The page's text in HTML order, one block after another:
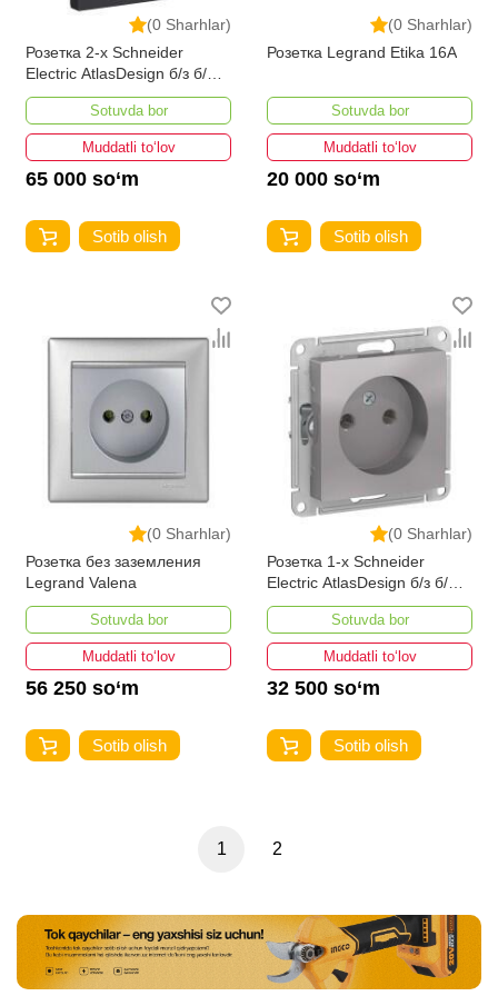
(0 Sharhlar)
Розетка 2-х Schneider
Electric AtlasDesign б/з б/ш
карбон
Sotuvda bor
Muddatli to‘lov
65 000 so‘m
Sotib olish
(0 Sharhlar)
Розетка Legrand Etika 16А
Sotuvda bor
Muddatli to‘lov
20 000 so‘m
Sotib olish
(0 Sharhlar)
Розетка без заземления
Legrand Valena
Sotuvda bor
Muddatli to‘lov
56 250 so‘m
Sotib olish
(0 Sharhlar)
Розетка 1-х Schneider
Electric AtlasDesign б/з б/ш
алюминий
Sotuvda bor
Muddatli to‘lov
32 500 so‘m
Sotib olish
1 2